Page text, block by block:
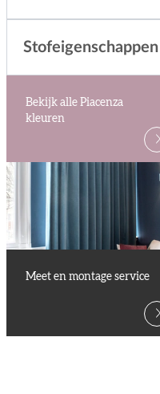
Stofeigenschappen
Bekijk alle Piacenza
kleuren
Meet en montage service